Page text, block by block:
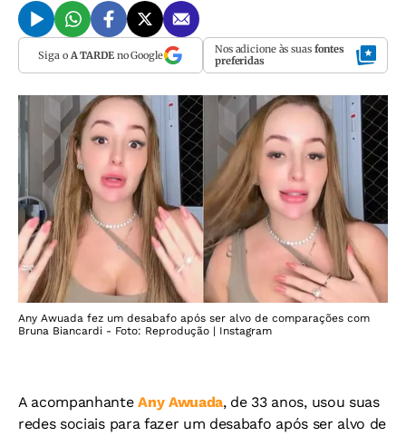
Siga o A TARDEno Google Nos adicione às suas fontes
preferidas
Any Awuada fez um desabafo após ser alvo de comparações com
Bruna Biancardi - Foto: Reprodução | Instagram
A acompanhanteAny Awuada, de 33 anos, usou suas
redes sociais para fazer um desabafo após ser alvo de